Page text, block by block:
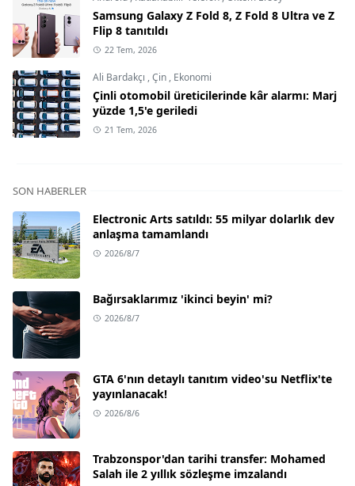
Samsung Galaxy Z Fold 8, Z Fold 8 Ultra ve Z
Flip 8 tanıtıldı
22 Tem, 2026
Ali Bardakçı ,Çin , Ekonomi
Çinli otomobil üreticilerinde kâr alarmı: Marj
yüzde 1,5'e geriledi
21 Tem, 2026
SON HABERLER
Electronic Arts satıldı: 55 milyar dolarlık dev
anlaşma tamamlandı
2026/8/7
Bağırsaklarımız 'ikinci beyin' mi?
2026/8/7
GTA 6'nın detaylı tanıtım video'su Netflix'te
yayınlanacak!
2026/8/6
Trabzonspor'dan tarihi transfer: Mohamed
Salah ile 2 yıllık sözleşme imzalandı